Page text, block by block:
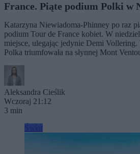
France. Piąte podium Polki w
Katarzyna Niewiadoma-Phinney po raz
podium Tour de France kobiet. W
miejsce, ulegając jedynie Demi
Polka triumfowała na słynnej Mont
Aleksandra Cieślik
Wczoraj 21:12
3 min